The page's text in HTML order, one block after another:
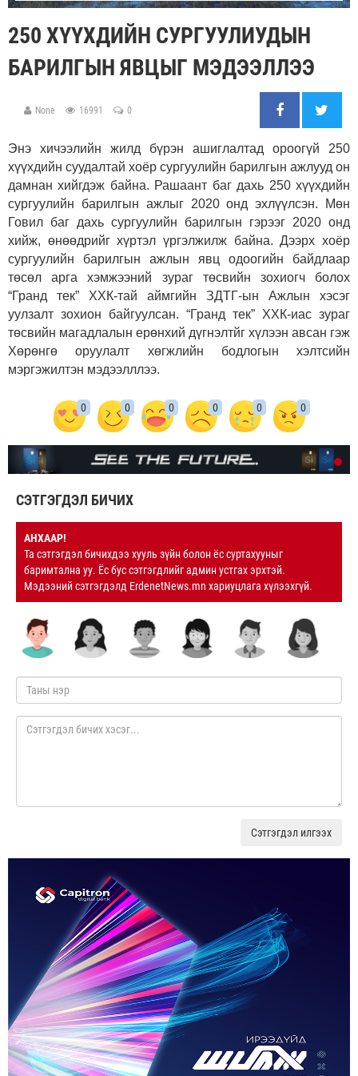
250 ХҮҮХДИЙН СУРГУУЛИУДЫН
БАРИЛГЫН ЯВЦЫГ МЭДЭЭЛЛЭЭ
None 16991 0
Энэ хичээлийн жилд бүрэн ашиглалтад ороогүй 250
хүүхдийн суудалтай хоёр сургуулийн барилгын ажлууд он
дамнан хийгдэж байна. Рашаант баг дахь 250 хүүхдийн
сургуулийн барилгын ажлыг 2020 онд эхлүүлсэн. Мөн
Говил баг дахь сургуулийн барилгын гэрээг 2020 онд
хийж, өнөөдрийг хүртэл үргэлжилж байна. Дээрх хоёр
сургуулийн барилгын ажлын явц одоогийн байдлаар
төсөл арга хэмжээний зураг төсвийн зохиогч болох
“Гранд тек” ХХК-тай аймгийн ЗДТГ-ын Ажлын хэсэг
уулзалт зохион байгуулсан. “Гранд тек” ХХК-иас зураг
төсвийн магадлалын ерөнхий дүгнэлтйг хүлээн авсан гэж
Хөрөнгө оруулалт хөгжлийн бодлогын хэлтсийн
мэргэжилтэн мэдээлллээ.
0 0 0 0 0 0
СЭТГЭГДЭЛ БИЧИХ
АНХААР!
Та сэтгэгдэл бичихдээ хууль зүйн болон ёс суртахууныг
баримтална уу. Ёс бус сэтгэгдлийг админ устгах эрхтэй.
Мэдээний сэтгэгдэлд ErdenetNews.mn хариуцлага хүлээхгүй.
Сэтгэгдэл илгээх